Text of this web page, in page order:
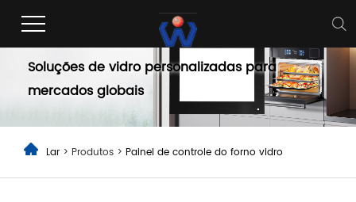
Painel de controle do forno vidro
Soluções de vidro personalizadas para
mercados globais
Lar > Produtos > Painel de controle do forno vidro